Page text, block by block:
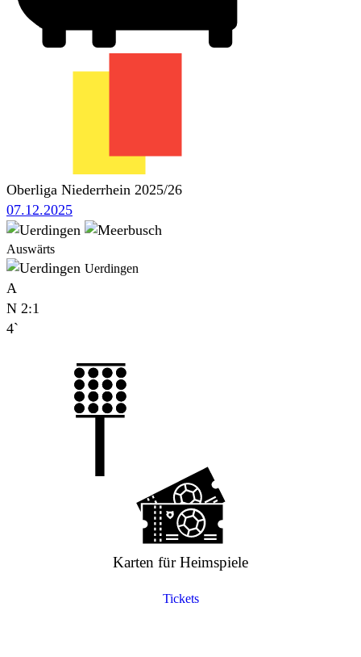
Oberliga Niederrhein 2025/26
07.12.2025
Auswärts
Uerdingen
A
N 2:1
4`
Karten für Heimspiele
Tickets